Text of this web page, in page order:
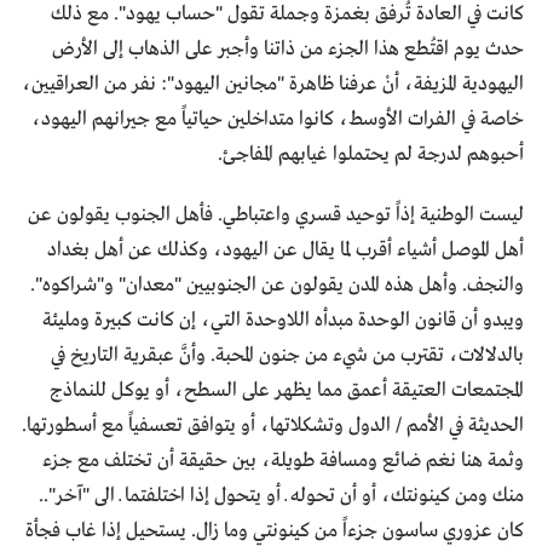
كانت في العادة تُرفق بغمزة وجملة تقول "حساب يهود". مع ذلك
حدث يوم اقتُطع هذا الجزء من ذاتنا وأجبر على الذهاب إلى الأرض
اليهودية المزيفة، أنْ عرفنا ظاهرة "مجانين اليهود": نفر من العراقيين،
خاصة في الفرات الأوسط، كانوا متداخلين حياتياً مع جيرانهم اليهود،
أحبوهم لدرجة لم يحتملوا غيابهم المفاجئ.
ليست الوطنية إذاً توحيد قسري واعتباطي. فأهل الجنوب يقولون عن
أهل الموصل أشياء أقرب لما يقال عن اليهود، وكذلك عن أهل بغداد
والنجف. وأهل هذه المدن يقولون عن الجنوبيين "معدان" و"شراكوه".
ويبدو أن قانون الوحدة مبدأه اللاوحدة التي، إن كانت كبيرة ومليئة
بالدلالات، تقترب من شيء من جنون المحبة. وأنَّ عبقرية التاريخ في
المجتمعات العتيقة أعمق مما يظهر على السطح، أو يوكل للنماذج
الحديثة في الأمم / الدول وتشكلاتها، أو يتوافق تعسفياً مع أسطورتها.
وثمة هنا نغم ضائع ومسافة طويلة، بين حقيقة أن تختلف مع جزء
منك ومن كينونتك، أو أن تحوله ــ أو يتحول إذا اختلفتما ــ الى "آخر"..
كان عزوري ساسون جزءاً من كينونتي وما زال. يستحيل إذا غاب فجأة